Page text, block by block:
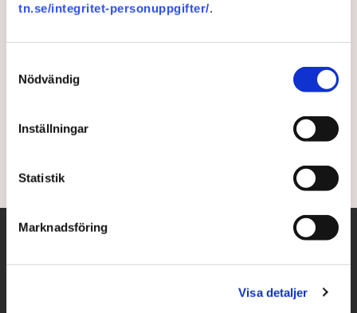
tn.se/integritet-personuppgifter/.
Nödvändig
Inställningar
Statistik
Marknadsföring
Visa detaljer
Regeringen vill satsa på
vindkraft till havs
Regeringen räknar med att havsbaserad vindkraft
vindkraft till havs som ger 120 terawattimmar.